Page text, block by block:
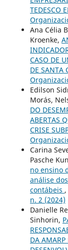
TEDESCO
Ana Célia
Kroenke,
CASO DE
DE SANTA
Edilson
Morás,
DO
ABERTAS
CRISE
Carina
Pasche
no ensino
análise
contábeis ,
n. 2 (2024)
Danielle
Sinhorin,
DA AMARP